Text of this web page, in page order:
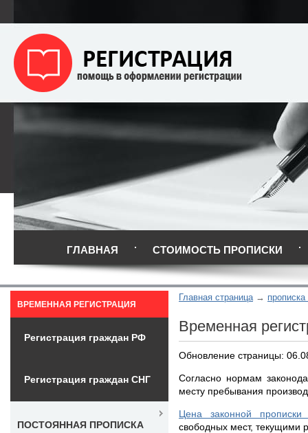
ГЛАВНАЯ СТОИМОСТЬ ПРОПИСКИ
Главная страница
Временная
Обновление страницы:
Согласно нормам
месту пребывания
Цена законной прописки
свободных мест, текущими
ВРЕМЕННАЯ РЕГИСТРАЦИЯ
Регистрация граждан РФ
Регистрация граждан СНГ
ПОСТОЯННАЯ ПРОПИСКА